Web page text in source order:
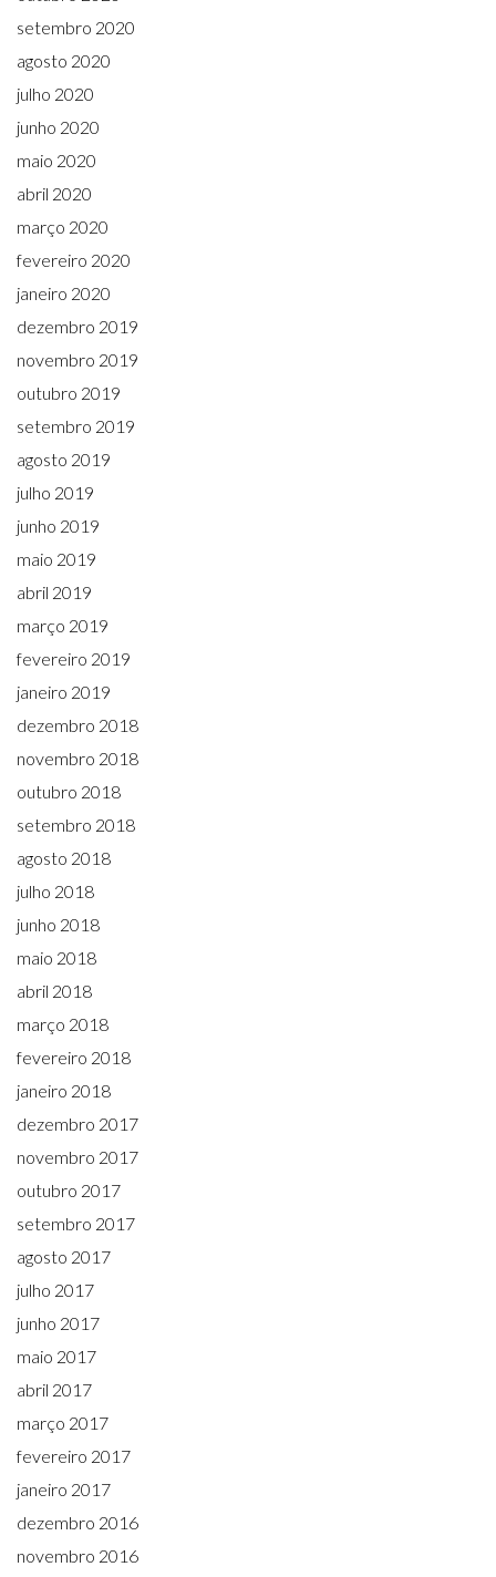
setembro 2020
agosto 2020
julho 2020
junho 2020
maio 2020
abril 2020
março 2020
fevereiro 2020
janeiro 2020
dezembro 2019
novembro 2019
outubro 2019
setembro 2019
agosto 2019
julho 2019
junho 2019
maio 2019
abril 2019
março 2019
fevereiro 2019
janeiro 2019
dezembro 2018
novembro 2018
outubro 2018
setembro 2018
agosto 2018
julho 2018
junho 2018
maio 2018
abril 2018
março 2018
fevereiro 2018
janeiro 2018
dezembro 2017
novembro 2017
outubro 2017
setembro 2017
agosto 2017
julho 2017
junho 2017
maio 2017
abril 2017
março 2017
fevereiro 2017
janeiro 2017
dezembro 2016
novembro 2016